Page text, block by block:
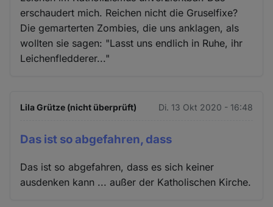
erschaudert mich. Reichen nicht die Gruselfixe?
Die gemarterten Zombies, die uns anklagen, als
wollten sie sagen: "Lasst uns endlich in Ruhe, ihr
Leichenfledderer..."
Lila Grütze (nicht überprüft) Di. 13 Okt 2020 - 16:48
Das ist so abgefahren, dass
Das ist so abgefahren, dass es sich keiner
ausdenken kann ... außer der Katholischen Kirche.